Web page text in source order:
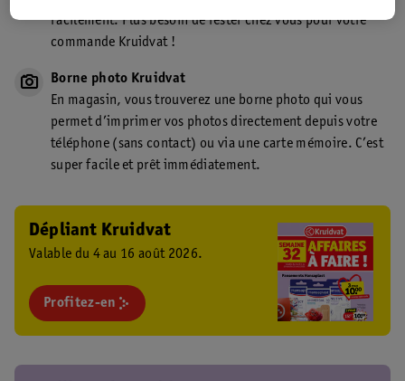
facilement. Plus besoin de rester chez vous pour votre
commande Kruidvat !
Borne photo Kruidvat
En magasin, vous trouverez une borne photo qui vous
permet d’imprimer vos photos directement depuis votre
téléphone (sans contact) ou via une carte mémoire. C’est
super facile et prêt immédiatement.
Dépliant Kruidvat
Valable du 4 au 16 août 2026.
Profitez-en